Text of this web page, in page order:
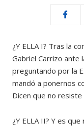
¿Y ELLA I? Tras la
Gabriel Carrizo ante
preguntando por la
mandó a ponernos
Dicen que no resiste
¿Y ELLA II? Y es